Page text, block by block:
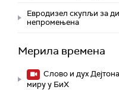
Евродизел скупљи за
непромењена
Мерила времена
Слово и дух
миру у БиХ